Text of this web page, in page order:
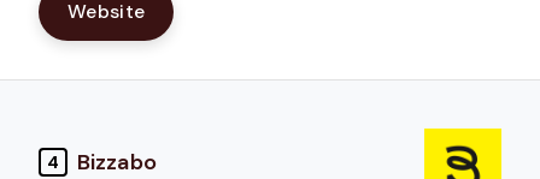
Website
4 Bizzabo